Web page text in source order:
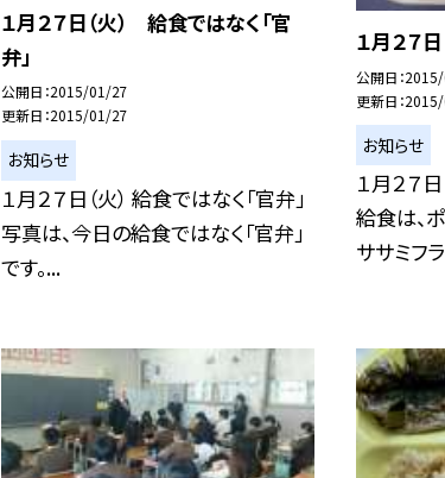
１月２７日（火） 給食ではなく「官
弁」
公開日 2015/01/27
更新日 2015/01/27
お知らせ
１月２７日（火） 給食ではなく「官弁」
写真は、今日の給食ではなく「官弁」
です。...
１月２７
公開日
更新日
お知らせ
１月２７
給食は、
ササミフ